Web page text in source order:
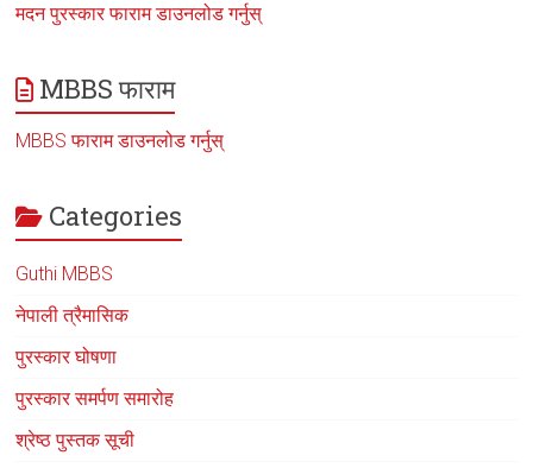
मदन पुरस्कार फाराम डाउनलोड गर्नुस्
MBBS फाराम
MBBS फाराम डाउनलोड गर्नुस्
Categories
Guthi MBBS
नेपाली त्रैमासिक
पुरस्कार घोषणा
पुरस्कार समर्पण समारोह
श्रेष्ठ पुस्तक सूची